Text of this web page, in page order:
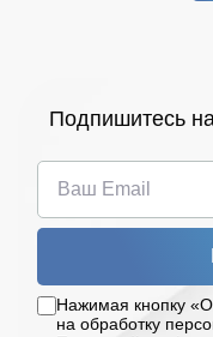
Подпишитесь
Нажимая кнопку
на обработку